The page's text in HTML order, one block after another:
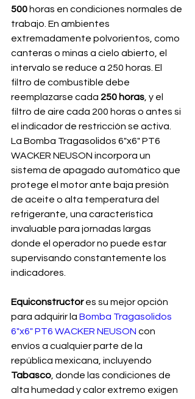
500 horas en condiciones normales de
trabajo. En ambientes
extremadamente polvorientos, como
canteras o minas a cielo abierto, el
intervalo se reduce a 250 horas. El
filtro de combustible debe
reemplazarse cada 250 horas , y el
filtro de aire cada 200 horas o antes si
el indicador de restricción se activa.
La Bomba Tragasolidos 6"x6" PT6
WACKER NEUSON incorpora un
sistema de apagado automático que
protege el motor ante baja presión
de aceite o alta temperatura del
refrigerante, una característica
invaluable para jornadas largas
donde el operador no puede estar
supervisando constantemente los
indicadores.
Equiconstructor es su mejor opción
para adquirir la Bomba Tragasolidos
6"x6" PT6 WACKER NEUSON con
envíos a cualquier parte de la
república mexicana, incluyendo
Tabasco , donde las condiciones de
alta humedad y calor extremo exigen